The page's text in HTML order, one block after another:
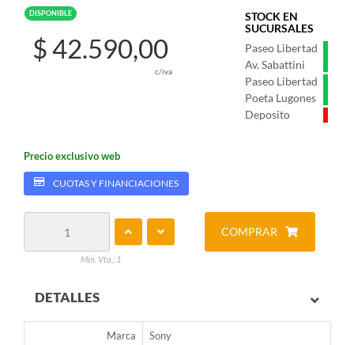
DISPONIBLE
STOCK EN
SUCURSALES
Paseo Libertad
Av. Sabattini
Paseo Libertad
Poeta Lugones
Deposito
$ 42.590,00
c/iva
Precio exclusivo web
CUOTAS Y FINANCIACIONES
Min. Vta.: 1
COMPRAR
DETALLES
Marca Sony